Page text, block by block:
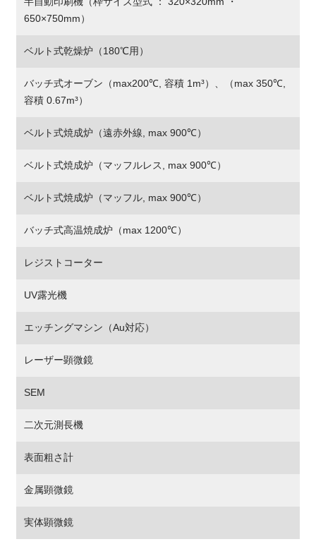
650×750mm）
ベルト式乾燥炉（180℃用）
バッチ式オーブン（max200℃, 容積 1m³）、（max 350℃,
容積 0.67m³）
ベルト式焼成炉（遠赤外線, max 900℃）
ベルト式焼成炉（マッフルレス, max 900℃）
ベルト式焼成炉（マッフル, max 900℃）
バッチ式高温焼成炉（max 1200℃）
レジストコーター
UV露光機
エッチングマシン（Au対応）
レーザー顕微鏡
SEM
二次元測長機
表面粗さ計
金属顕微鏡
実体顕微鏡